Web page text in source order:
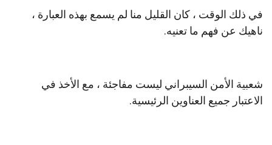
في ذلك الوقت ، كان القليل منا لم يسمع بهذه العبارة ،
ناهيك عن فهم ما تعنيه.
شعبية الأمن السيبراني ليست مفاجئة ، مع الأخذ في
الاعتبار جميع العناوين الرئيسية.